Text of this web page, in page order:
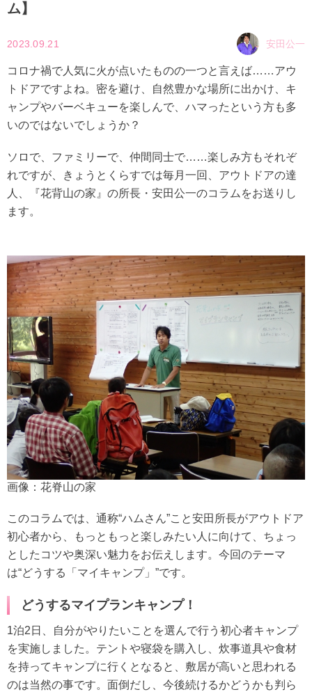
ム】
2023.09.21 安田公一
コロナ禍で人気に火が点いたものの一つと言えば……アウ
トドアですよね。密を避け、自然豊かな場所に出かけ、キ
ャンプやバーベキューを楽しんで、ハマったという方も多
いのではないでしょうか？
ソロで、ファミリーで、仲間同士で……楽しみ方もそれぞ
れですが、きょうとくらすでは毎月一回、アウトドアの達
人、『花背山の家』の所長・安田公一のコラムをお送りし
ます。
画像：花脊山の家
このコラムでは、通称“ハムさん”こと安田所長がアウトドア
初心者から、もっともっと楽しみたい人に向けて、ちょっ
としたコツや奥深い魅力をお伝えします。今回のテーマ
は“どうする「マイキャンプ」”です。
どうするマイプランキャンプ！
1泊2日、自分がやりたいことを選んで行う初心者キャンプ
を実施しました。テントや寝袋を購入し、炊事道具や食材
を持ってキャンプに行くとなると、敷居が高いと思われる
のは当然の事です。面倒だし、今後続けるかどうかも判ら